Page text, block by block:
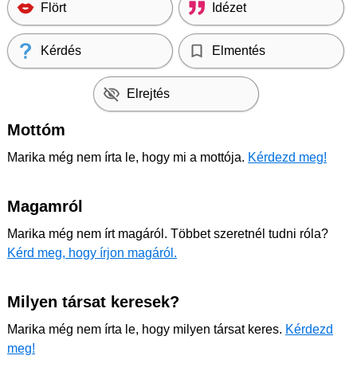
Flört Idézet
Kérdés Elmentés
Elrejtés
Mottóm
Marika még nem írta le, hogy mi a mottója. Kérdezd meg!
Magamról
Marika még nem írt magáról. Többet szeretnél tudni róla?
Kérd meg, hogy írjon magáról.
Milyen társat keresek?
Marika még nem írta le, hogy milyen társat keres. Kérdezd
meg!